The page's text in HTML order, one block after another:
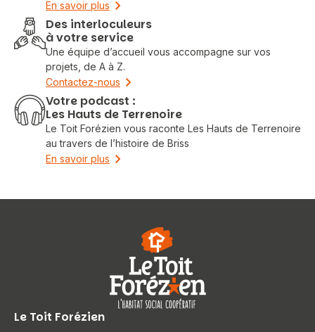
En savoir plus
Des interloculeurs
à votre service
Une équipe d’accueil vous accompagne sur vos
projets, de A à Z.
Contactez-nous
Votre podcast :
Les Hauts de Terrenoire
Le Toit Forézien vous raconte Les Hauts de Terrenoire
au travers de l’histoire de Briss
En savoir plus
Le Toit Forézien